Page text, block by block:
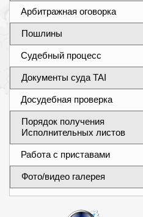
Арбитражная оговорка
Пошлины
Судебный процесс
Документы суда TAI
Досудебная проверка
Порядок получения
Исполнительных листов
Работа с приставами
Фото/видео галерея